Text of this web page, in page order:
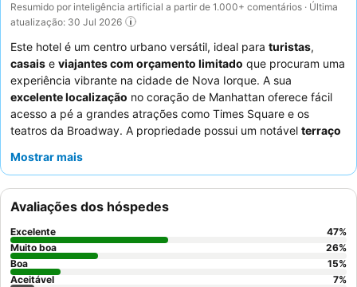
Resumido por inteligência artificial a partir de 1.000+ comentários · Última
atualização: 30 Jul 2026
Este hotel é um centro urbano versátil, ideal para turistas,
casais e viajantes com orçamento limitado que procuram uma
experiência vibrante na cidade de Nova Iorque. A sua
excelente localização no coração de Manhattan oferece fácil
acesso a pé a grandes atrações como Times Square e os
teatros da Broadway. A propriedade possui um notável terraço
após um dia de exploração. Os hóspedes elogiam
prestabilidade excecionais, complementando a conveniência de
inúmeras opções de refeições nas proximidades. Para uma
estadia mais tranquila, os hóspedes são aconselhados a solicitar
um quarto virado para o jardim.
Mostrar mais
Avaliações dos hóspedes
Excelente 47%
Muito boa
26%
Boa
15%
Aceitável
7%